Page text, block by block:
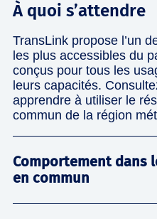
À quoi s’attendre
TransLink propose l’un
les plus accessibles du
conçus pour tous les
leurs capacités.
apprendre à utiliser le
commun de la région
Comportement dans
en commun